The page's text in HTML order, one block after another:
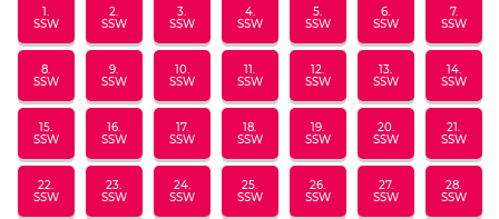
1.
SSW
2.
SSW
3.
SSW
4.
SSW
5.
SSW
6.
SSW
7.
SSW
8.
SSW
9.
SSW
10.
SSW
11.
SSW
12.
SSW
13.
SSW
14.
SSW
15.
SSW
16.
SSW
17.
SSW
18.
SSW
19.
SSW
20.
SSW
21.
SSW
22.
SSW
23.
SSW
24.
SSW
25.
SSW
26.
SSW
27.
SSW
28.
SSW